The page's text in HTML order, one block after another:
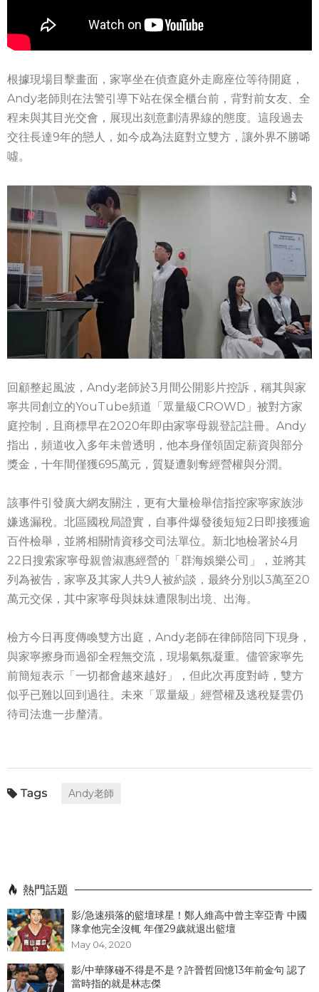
根據現場目擊畫面，家寧坐在偵查庭外走廊座位等待開庭，
Andy老師則在法警引導下站在保全櫃台前，背對前女友、全
程未與其目光交會，展現出刻意劃清界線的態度。這段過去
交往長達9年的戀人，如今成為法庭對立雙方，讓外界不勝唏
噓。
回顧整起風波，Andy老師於3月間公開影片控訴，稱其與家
寧共同創立的YouTube頻道「眾量級CROWD」被對方家
庭控制，且商標早在2020年即由家寧母親登記註冊。Andy
指出，頻道收入多年未曾透明，他本身僅領固定薪資與部分
獎金，十年間僅獲695萬元，質疑遭剝奪經營權與分潤。
該事件引發廣大網友關注，更有大量檢舉信指控家寧家族涉
嫌逃漏稅。北區國稅局證實，自事件爆發後短短2日即接獲逾
百件檢舉，並將相關情資移交司法單位。新北地檢署於4月
22日搜索家寧母親曾淑惠經營的「群海娛樂公司」，並將其
列為被告，家寧及其家人共9人被約談，最終分別以3萬至20
萬元交保，其中家寧母與妹妹遭限制出境、出海。
檢方今日再度傳喚雙方出庭，Andy老師在律師陪同下現身，
與家寧擦身而過卻全程無交流，現場氣氛凝重。儘管家寧先
前簡短表示「一切都會越來越好」，但此次再度對峙，雙方
似乎已難以回到過往。未來「眾量級」經營權及逃稅疑雲仍
待司法進一步釐清。
Andy老師
熱門話題
影/急速殞落的籃壇球星！鄭人維高中曾主宰亞青 中國
隊拿他完全沒輒 年僅29歲就退出籃壇
May 04, 2020
影/中華隊碰不得是不是？許晉哲回憶13年前金句 認了
當時指的就是林志傑